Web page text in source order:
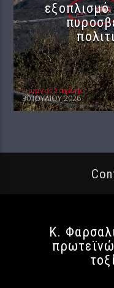
εξοπλισμό
Γιώργος Σαχίνης
30 ΙΟΥΛΊΟΥ 2026
Κ.